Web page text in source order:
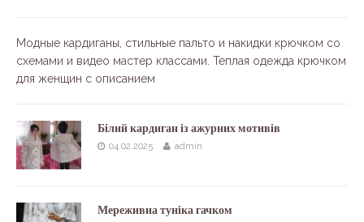
Модные кардиганы, стильные пальто и накидки крючком со
схемами и видео мастер классами. Теплая одежда крючком
для женщин с описанием
Білий кардиган із ажурних мотивів
04.02.2025 admin
Мереживна туніка гачком